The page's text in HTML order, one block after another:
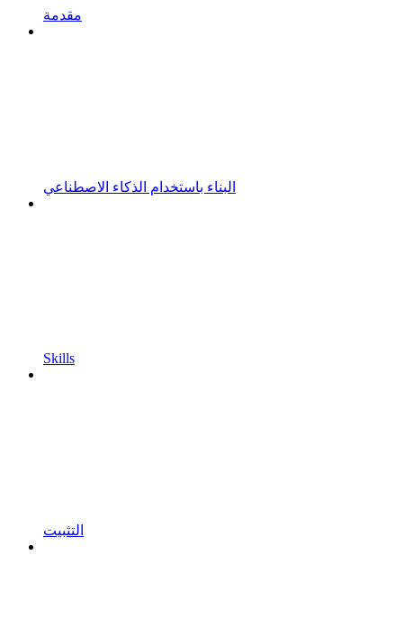
مقدمة
البناء باستخدام الذكاء الاصطناعي
Skills
التثبيت